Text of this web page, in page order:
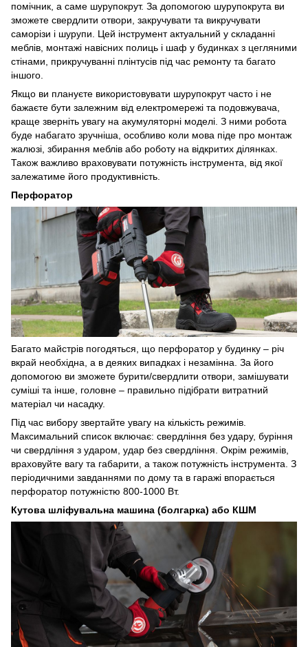
помічник, а саме шурупокрут. За допомогою шурупокрута ви
зможете свердлити отвори, закручувати та викручувати
саморізи і шурупи. Цей інструмент актуальний у складанні
меблів, монтажі навісних полиць і шаф у будинках з цегляними
стінами, прикручуванні плінтусів під час ремонту та багато
іншого.
Якщо ви плануєте використовувати шурупокрут часто і не
бажаєте бути залежним від електромережі та подовжувача,
краще зверніть увагу на акумуляторні моделі. З ними робота
буде набагато зручніша, особливо коли мова піде про монтаж
жалюзі, збирання меблів або роботу на відкритих ділянках.
Також важливо враховувати потужність інструмента, від якої
залежатиме його продуктивність.
Перфоратор
Багато майстрів погодяться, що перфоратор у будинку – річ
вкрай необхідна, а в деяких випадках і незамінна. За його
допомогою ви зможете бурити/свердлити отвори, замішувати
суміші та інше, головне – правильно підібрати витратний
матеріал чи насадку.
Під час вибору звертайте увагу на кількість режимів.
Максимальний список включає: свердління без удару, буріння
чи свердління з ударом, удар без свердління. Окрім режимів,
враховуйте вагу та габарити, а також потужність інструмента. З
періодичними завданнями по дому та в гаражі впорається
перфоратор потужністю 800-1000 Вт.
Кутова шліфувальна машина (болгарка) або КШМ